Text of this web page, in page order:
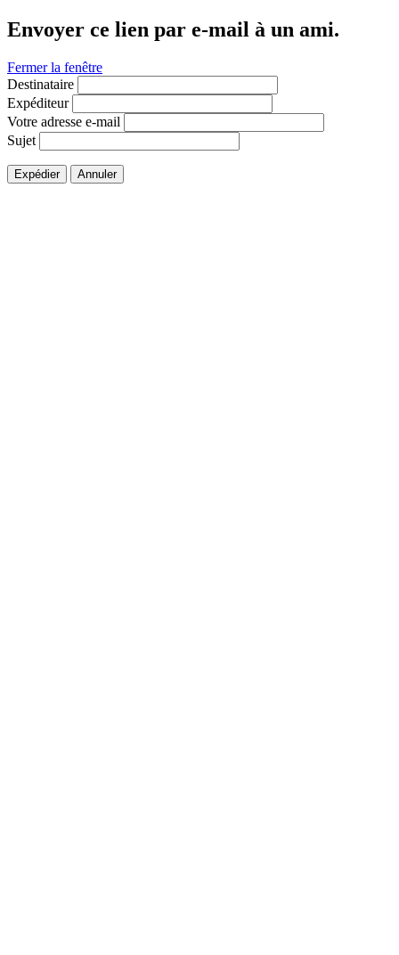
Envoyer ce lien par e-mail à un ami.
Fermer la fenêtre
Destinataire
Expéditeur
Votre adresse e-mail
Sujet
Expédier Annuler